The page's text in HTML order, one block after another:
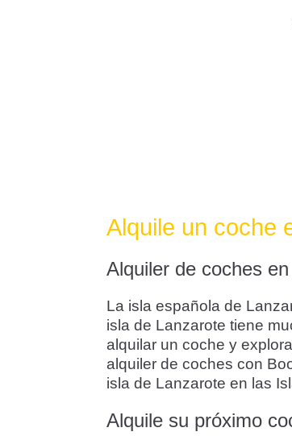
Alquile un coche
Alquiler de coches
La isla española de
isla de Lanzarote tiene
alquilar un coche y
alquiler de coches con
isla de Lanzarote en las
Alquile su próximo